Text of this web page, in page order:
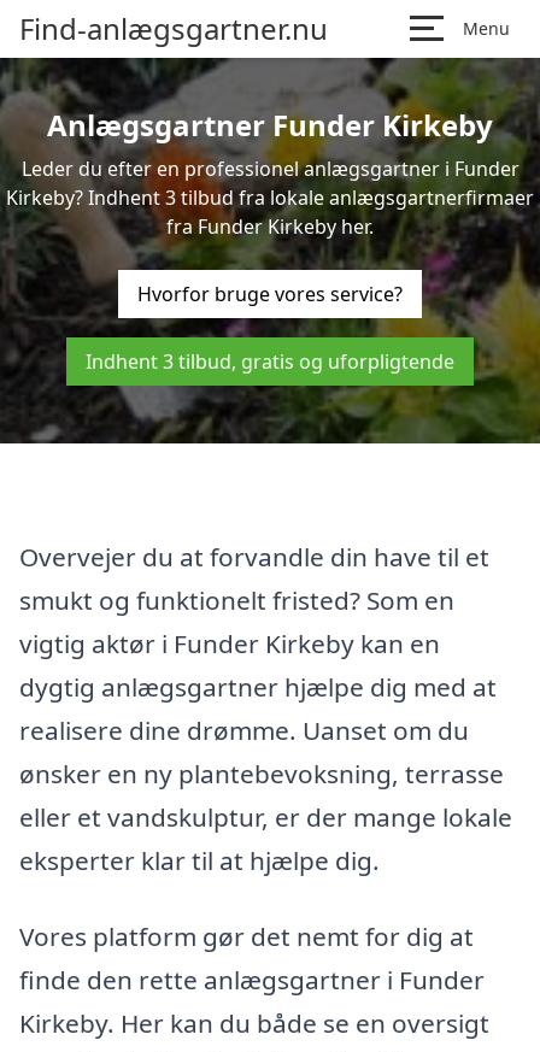
Find-anlægsgartner.nu Menu
Anlægsgartner Funder Kirkeby
Leder du efter en professionel anlægsgartner i Funder
Kirkeby? Indhent 3 tilbud fra lokale anlægsgartnerfirmaer
fra Funder Kirkeby her.
Hvorfor bruge vores service?
Indhent 3 tilbud, gratis og uforpligtende
Overvejer du at forvandle din have til et
smukt og funktionelt fristed? Som en
vigtig aktør i Funder Kirkeby kan en
dygtig anlægsgartner hjælpe dig med at
realisere dine drømme. Uanset om du
ønsker en ny plantebevoksning, terrasse
eller et vandskulptur, er der mange lokale
eksperter klar til at hjælpe dig.
Vores platform gør det nemt for dig at
finde den rette anlægsgartner i Funder
Kirkeby. Her kan du både se en oversigt